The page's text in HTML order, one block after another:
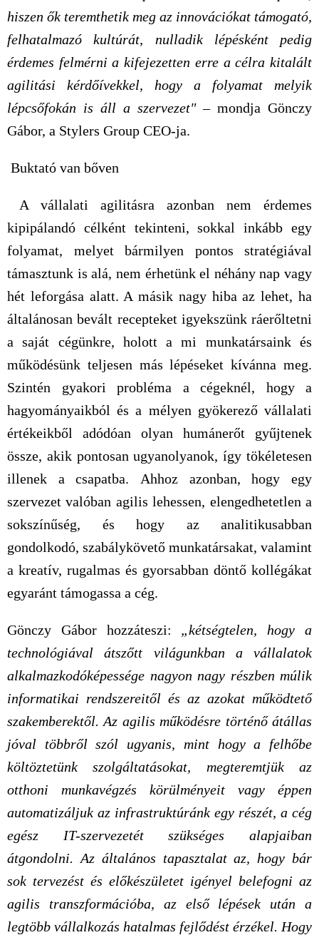
hiszen ők teremthetik meg az innovációkat támogató,
felhatalmazó kultúrát, nulladik lépésként pedig
érdemes felmérni a kifejezetten erre a célra kitalált
agilitási kérdőívekkel, hogy a folyamat melyik
lépcsőfokán is áll a szervezet" – mondja Gönczy
Gábor, a Stylers Group CEO-ja.
Buktató van bőven
A vállalati agilitásra azonban nem érdemes
kipipálandó célként tekinteni, sokkal inkább egy
folyamat, melyet bármilyen pontos stratégiával
támasztunk is alá, nem érhetünk el néhány nap vagy
hét leforgása alatt. A másik nagy hiba az lehet, ha
általánosan bevált recepteket igyekszünk ráerőltetni
a saját cégünkre, holott a mi munkatársaink és
működésünk teljesen más lépéseket kívánna meg.
Szintén gyakori probléma a cégeknél, hogy a
hagyományaikból és a mélyen gyökerező vállalati
értékeikből adódóan olyan humánerőt gyűjtenek
össze, akik pontosan ugyanolyanok, így tökéletesen
illenek a csapatba. Ahhoz azonban, hogy egy
szervezet valóban agilis lehessen, elengedhetetlen a
sokszínűség, és hogy az analitikusabban
gondolkodó, szabálykövető munkatársakat, valamint
a kreatív, rugalmas és gyorsabban döntő kollégákat
egyaránt támogassa a cég.
Gönczy Gábor hozzáteszi: „kétségtelen, hogy a
technológiával átszőtt világunkban a vállalatok
alkalmazkodóképessége nagyon nagy részben múlik
informatikai rendszereitől és az azokat működtető
szakemberektől. Az agilis működésre történő átállas
jóval többről szól ugyanis, mint hogy a felhőbe
költöztetünk szolgáltatásokat, megteremtjük az
otthoni munkavégzés körülményeit vagy éppen
automatizáljuk az infrastruktúránk egy részét, a cég
egész IT-szervezetét szükséges alapjaiban
átgondolni. Az általános tapasztalat az, hogy bár
sok tervezést és előkészületet igényel belefogni az
agilis transzformációba, az első lépések után a
legtöbb vállalkozás hatalmas fejlődést érzékel. Hogy